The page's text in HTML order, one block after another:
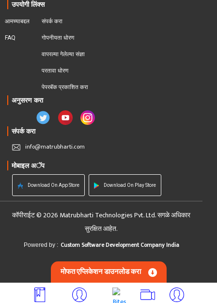
उपयोगी लिंक्स
आमच्याबद्दल
FAQ
संपर्क करा
गोपनीयता धोरण
वापरल्या गेलेल्या संज्ञा
परतावा धोरण
पेपरबॅक प्रकाशित करा
अनुसरण करा
संपर्क करा
info@matrubharti.com
मोबाइल अॅप
Download On App Store Download On Play Store
कॉपीराईट © 2026 Matrubharti Technologies Pvt. Ltd. सगळे अधिकार
सुरक्षित आहेत.
Powered by : Custom Software Development Company India
मोफत एप्लिकेशन डाउनलोड करा